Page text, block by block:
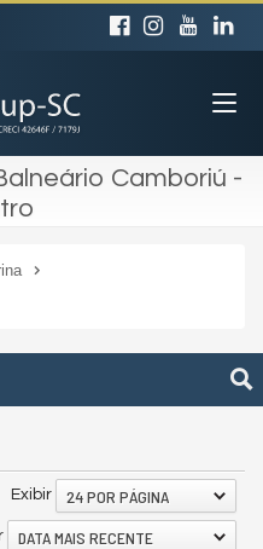
Camboriú -
Exibir 24 POR PÁGINA
DATA MAIS RECENTE